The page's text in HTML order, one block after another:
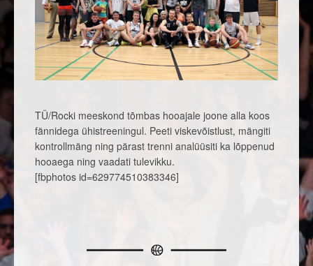
TÜ/Rocki meeskond tõmbas hooajale joone alla koos
fännidega ühistreeningul. Peeti viskevõistlust, mängiti
kontrollmäng ning pärast trenni analüüsiti ka lõppenud
hooaega ning vaadati tulevikku.
[fbphotos id=629774510383346]